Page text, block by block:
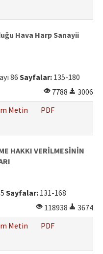
Hava Harp Sanayii
86 Sayfalar: 135-180
7788
3006
Metin
PDF
HAKKI VERİLMESİNİN
Sayfalar: 131-168
118938
3674
Metin
PDF